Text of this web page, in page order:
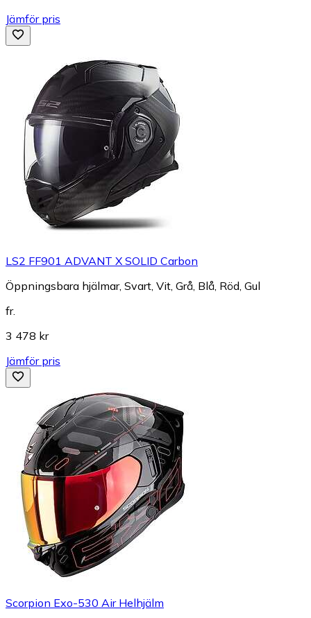
Jämför pris
LS2 FF901 ADVANT X SOLID Carbon
Öppningsbara hjälmar, Svart, Vit, Grå, Blå, Röd, Gul
fr.
3 478 kr
Jämför pris
Scorpion Exo-530 Air Helhjälm